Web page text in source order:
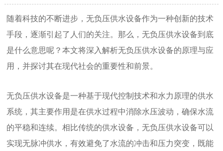
随着科技的不断进步，无负压供水设备作为一种创新的技术
手段，逐渐引起了人们的关注。那么，无负压供水设备到底
是什么意思呢？本文将深入解析无负压供水设备的原理与应
用，并探讨其在现代社会的重要性和前景。
无负压供水设备是一种基于现代控制技术和水力原理的供水
系统，其主要作用是在供水过程中消除水压波动，确保水流
的平稳和连续。相比传统的供水设备，无负压供水设备可以
实现无脉冲供水，有效避免了水流的冲击和压力突变，既能